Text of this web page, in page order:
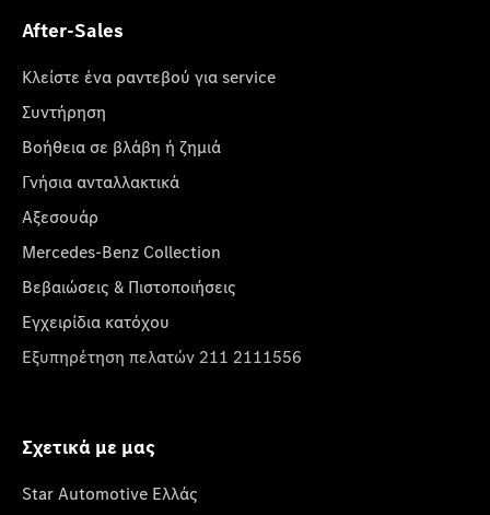
After-Sales
Κλείστε ένα ραντεβού για service
Συντήρηση
Βοήθεια σε βλάβη ή ζημιά
Γνήσια ανταλλακτικά
Αξεσουάρ
Mercedes-Benz Collection
Βεβαιώσεις & Πιστοποιήσεις
Εγχειρίδια κατόχου
Εξυπηρέτηση πελατών 211 2111556
Σχετικά με μας
Star Automotive Ελλάς